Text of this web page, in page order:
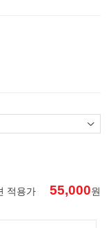
적용가 55,000원